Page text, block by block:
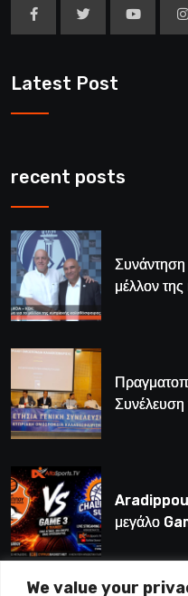
We value your
Latest Post
recent posts
μέλλον
Aradippou
μεγάλο